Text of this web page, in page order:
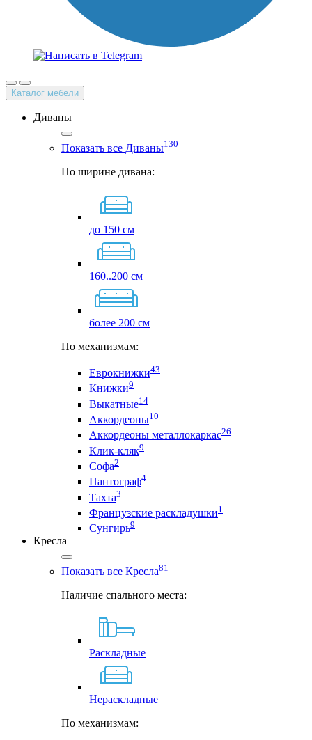
Каталог мебели
Диваны
Показать все Диваны130
По ширине дивана:
до 150 см
160..200 см
более 200 см
По механизмам:
Еврокнижки43
Книжки9
Выкатные14
Аккордеоны10
Аккордеоны металлокаркас26
Клик-кляк9
Софа2
Пантограф4
Тахта3
Французские раскладушки1
Сунгирь9
Кресла
Показать все Кресла81
Наличие спального места:
Раскладные
Нераскладные
По механизмам: